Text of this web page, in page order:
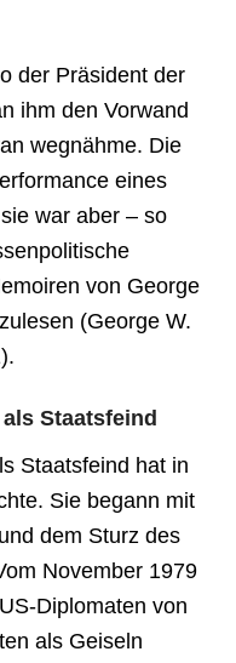
der Präsident der
ihm den Vorwand
wegnähme. Die
eines
war aber – so
von George
(George W.
Staatsfeind
Staatsfeind hat in
Sie begann mit
dem Sturz des
November 1979
Diplomaten von
als Geiseln